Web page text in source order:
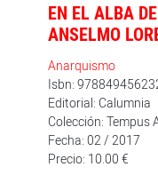
EN EL ALBA
ANSELMO
Anarquismo
Isbn:
Editorial: Calumnia
Colección: Tempus
Fecha: 02 / 2017
Precio: 10.00 €